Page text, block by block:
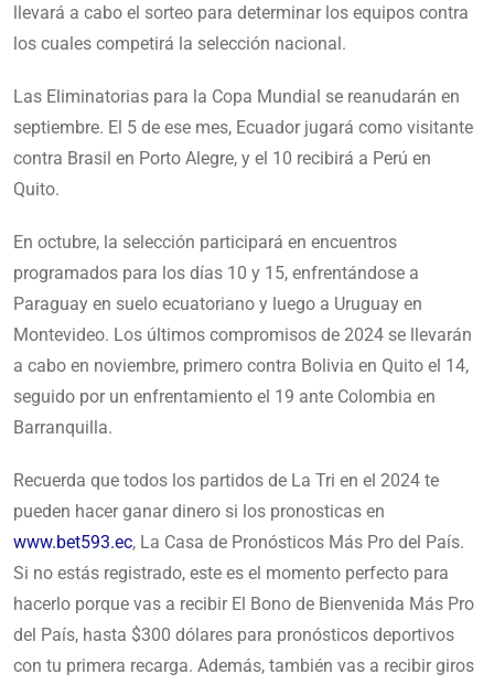
llevará a cabo el sorteo para determinar los equipos contra
los cuales competirá la selección nacional.
Las Eliminatorias para la Copa Mundial se reanudarán en
septiembre. El 5 de ese mes, Ecuador jugará como visitante
contra Brasil en Porto Alegre, y el 10 recibirá a Perú en
Quito.
En octubre, la selección participará en encuentros
programados para los días 10 y 15, enfrentándose a
Paraguay en suelo ecuatoriano y luego a Uruguay en
Montevideo. Los últimos compromisos de 2024 se llevarán
a cabo en noviembre, primero contra Bolivia en Quito el 14,
seguido por un enfrentamiento el 19 ante Colombia en
Barranquilla.
Recuerda que todos los partidos de La Tri en el 2024 te
pueden hacer ganar dinero si los pronosticas en
www.bet593.ec, La Casa de Pronósticos Más Pro del País.
Si no estás registrado, este es el momento perfecto para
hacerlo porque vas a recibir El Bono de Bienvenida Más Pro
del País, hasta $300 dólares para pronósticos deportivos
con tu primera recarga. Además, también vas a recibir giros